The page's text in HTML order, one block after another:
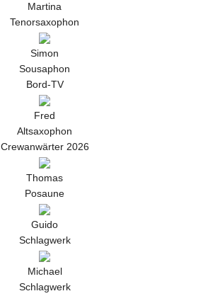
Martina
Tenorsaxophon
Simon
Sousaphon
Bord-TV
Fred
Altsaxophon
Crewanwärter 2026
Thomas
Posaune
Guido
Schlagwerk
Michael
Schlagwerk